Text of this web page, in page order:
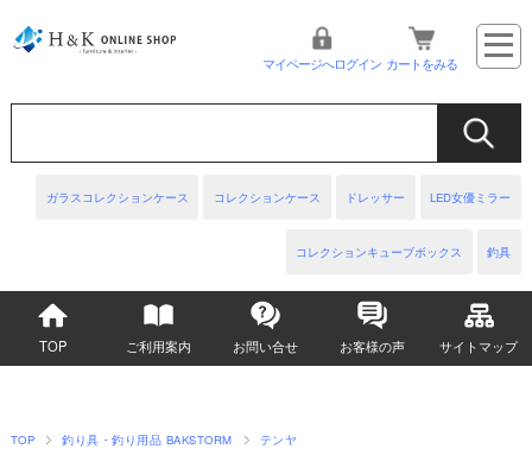
ガラスコレクションケース コレクションケース ドレッサー LED女優ミラー
コレクションキューブボックス 釣具
マイページへログイン カートをみる
TOP ご利用案内 お問い合せ お客様の声 サイトマップ
TOP 釣り具・釣り用品 BAKSTORM テンヤ